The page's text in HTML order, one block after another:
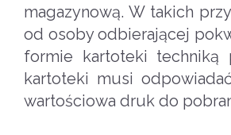
magazynową. W takich
od osoby odbierającej
formie kartoteki techniką
kartoteki musi
wartościowa druk do